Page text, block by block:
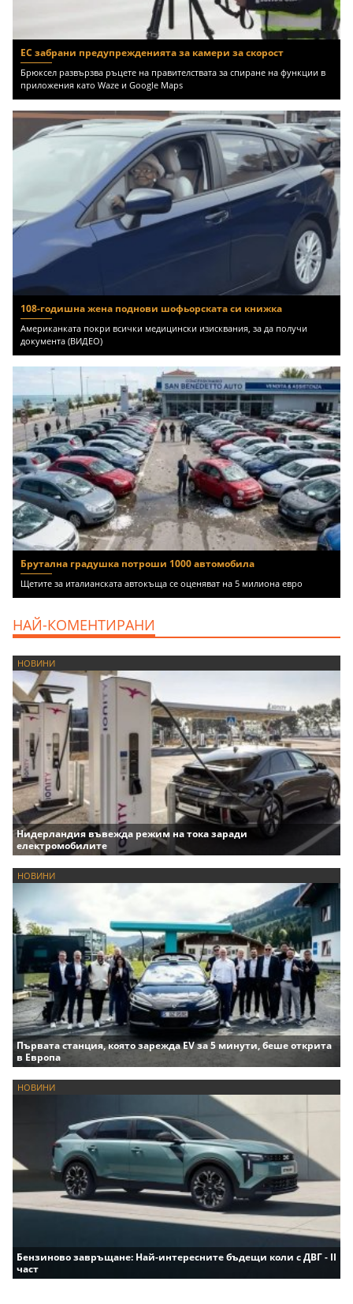
ЕС забрани предупрежденията за камери за скорост
Брюксел развързва ръцете на правителствата за спиране на функции в
приложения като Waze и Google Maps
108-годишна жена поднови шофьорската си книжка
Американката покри всички медицински изисквания, за да получи
документа (ВИДЕО)
Брутална градушка потроши 1000 автомобила
Щетите за италианската автокъща се оценяват на 5 милиона евро
НАЙ-КОМЕНТИРАНИ
НОВИНИ
Нидерландия въвежда режим на тока заради
електромобилите
НОВИНИ
Първата станция, която зарежда EV за 5 минути, беше открита
в Европа
НОВИНИ
Бензиново завръщане: Най-интересните бъдещи коли с ДВГ - II
част